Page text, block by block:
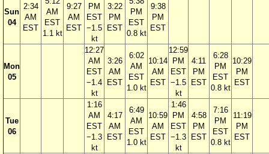
Sun
04
2:34
AM
EST
AM
EST
1.1 kt
9:27
AM
EST
PM
EST
−1.5
kt
3:22
PM
EST
PM
EST
0.8 kt
9:38
PM
EST
Mon
05
12:27
AM
EST
−1.4
kt
3:26
AM
EST
6:02
AM
EST
1.0 kt
10:14
AM
EST
12:59
PM
EST
−1.5
kt
4:11
PM
EST
6:28
PM
EST
0.8 kt
10:29
PM
EST
Tue
06
1:16
AM
EST
−1.3
kt
4:17
AM
EST
6:49
AM
EST
1.0 kt
10:59
AM
EST
1:46
PM
EST
−1.3
kt
4:58
PM
EST
7:16
PM
EST
0.8 kt
11:19
PM
EST